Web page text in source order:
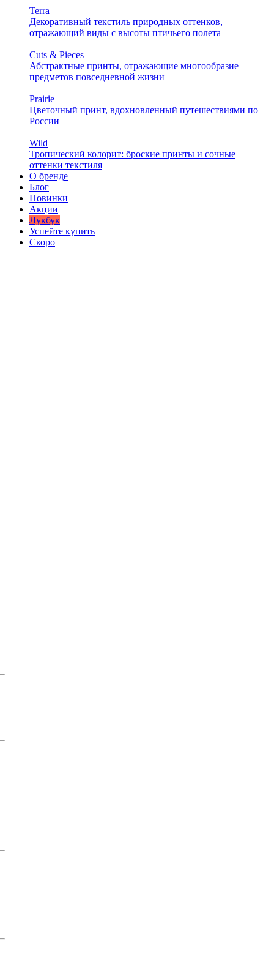
Terra
Декоративный текстиль природных оттенков,
отражающий виды с высоты птичьего полета
Cuts & Pieces
Абстрактные принты, отражающие многообразие
предметов повседневной жизни
Prairie
Цветочный принт, вдохновленный путешествиями по
России
Wild
Тропический колорит: броские принты и сочные
оттенки текстиля
О бренде
Блог
Новинки
Акции
Лукбук
Успейте купить
Скоро